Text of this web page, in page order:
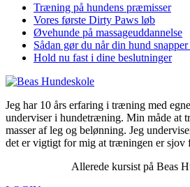
Træning på hundens præmisser
Vores første Dirty Paws løb
Øvehunde på massageuddannelse
Sådan gør du når din hund
Hold nu fast i dine beslutninger
Jeg har 10 års erfaring i træning med
underviser i hundetræning. Min måde at
masser af leg og belønning. Jeg
det er vigtigt for mig at træningen er sjov
Allerede kursist på Beas